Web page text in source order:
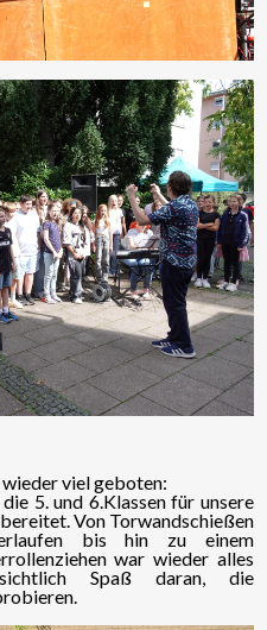
viel geboten:
5. und 6.Klassen für unsere
Von Torwandschießen
bis hin zu einem
war wieder alles
Spaß daran, die